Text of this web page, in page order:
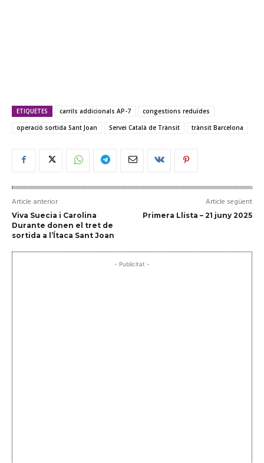
ETIQUETES carrils addicionals AP-7
congestions reduïdes
operació sortida Sant Joan
Servei Català de Trànsit trànsit Barcelona
Article anterior
Viva Suecia i Carolina
Durante donen el tret de
sortida a l’Ítaca Sant Joan
Article següent
Primera Llista – 21 juny 2025
- Publicitat -